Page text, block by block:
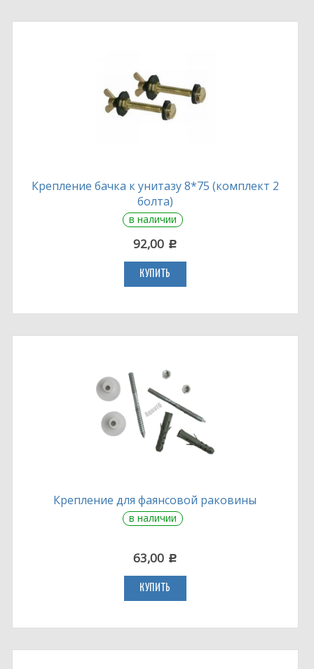
Крепление бачка к унитазу 8*75 (комплект 2
болта)
в наличии
92,00 c
КУПИТЬ
Крепление для фаянсовой раковины
в наличии
63,00 c
КУПИТЬ